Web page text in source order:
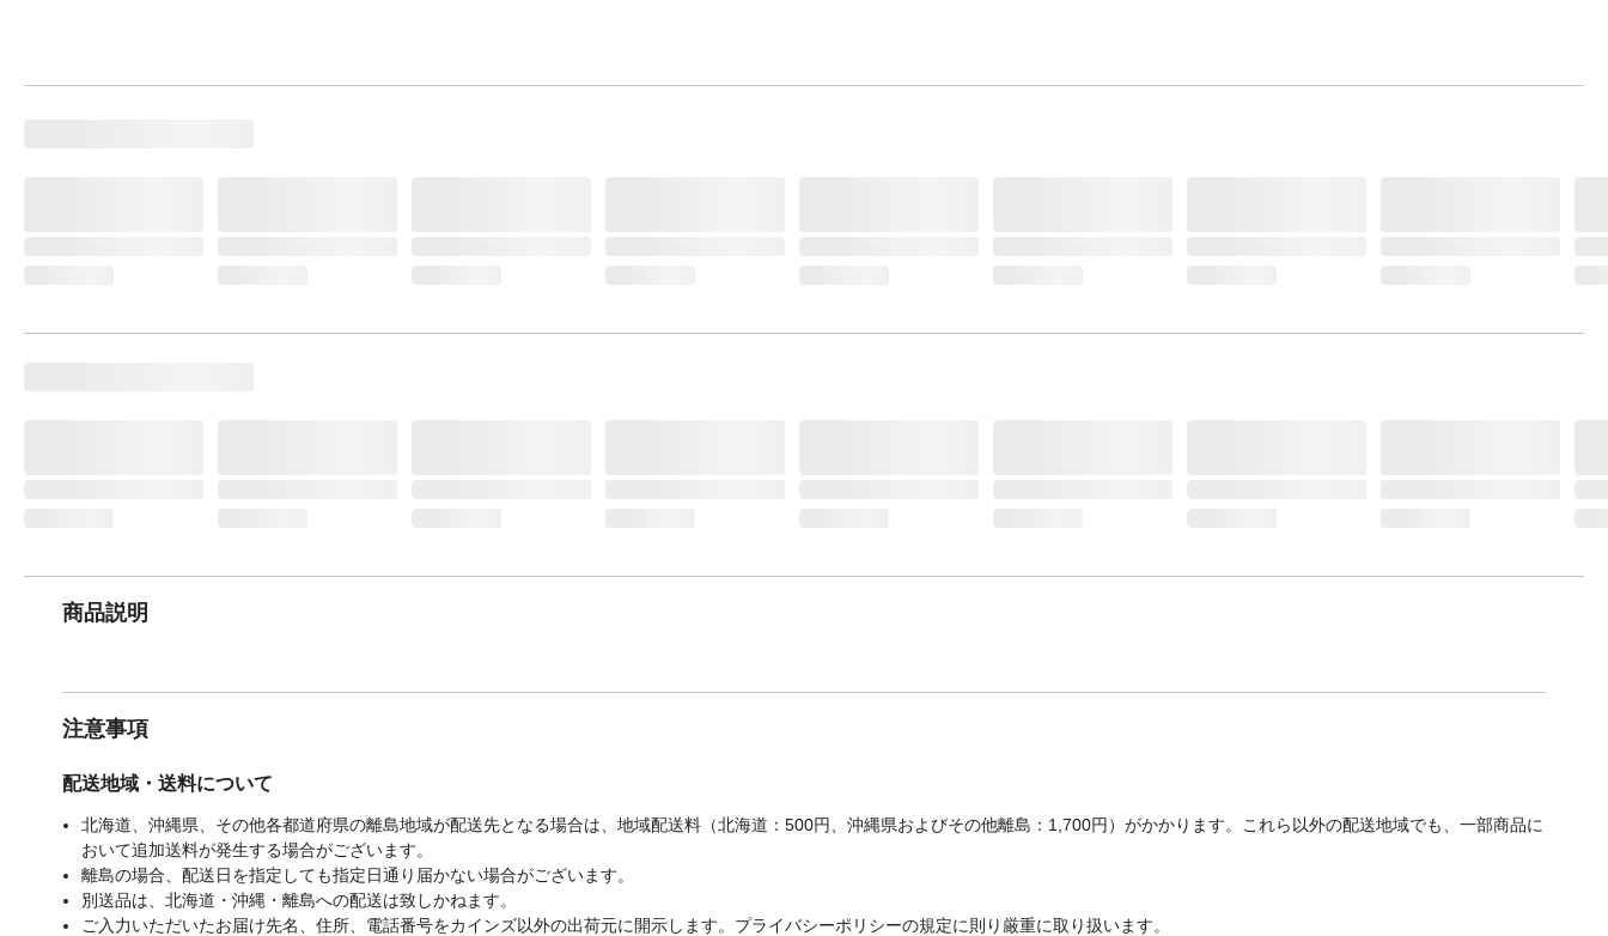
商品説明
注意事項
配送地域・送料について
北海道、沖縄県、その他各都道府県の離島地域が配送先となる場合は、地域配送料（北海道：500円、沖縄県およびその他離島：1,700円）がかかります。これら以外の配送地域でも、一部商品に
おいて追加送料が発生する場合がございます。
離島の場合、配送日を指定しても指定日通り届かない場合がございます。
別送品は、北海道・沖縄・離島への配送は致しかねます。
ご入力いただいたお届け先名、住所、電話番号をカインズ以外の出荷元に開示します。プライバシーポリシーの規定に則り厳重に取り扱います。